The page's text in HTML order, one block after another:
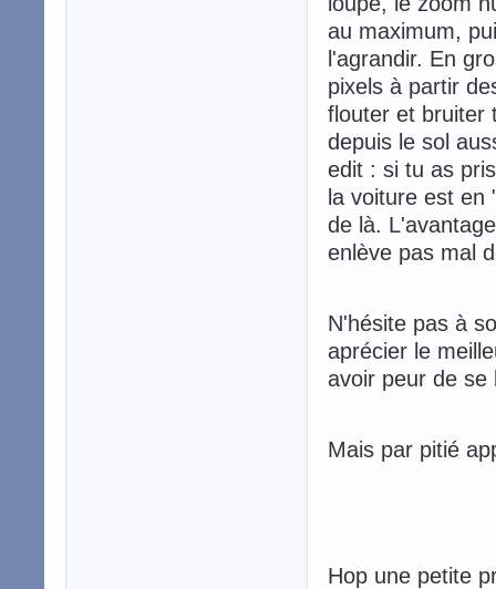
au maximum,
l'agrandir. En
pixels à partir
flouter et bruiter
depuis le sol
edit : si tu as
la voiture est en
de là.
enlève pas mal
N'hésite pas à
aprécier le
avoir peur de se
Mais par pitié
Hop une petite